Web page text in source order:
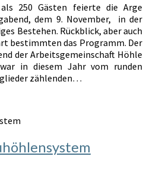
250 Gästen feierte die Arge
dem 9. November, in der
Bestehen. Rückblick, aber auch
bestimmten das Programm. Der
der Arbeitsgemeinschaft Höhle
in diesem Jahr vom runden
zählenden…